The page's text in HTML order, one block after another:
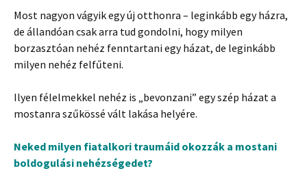
Most nagyon vágyik egy új otthonra – leginkább egy házra,
de állandóan csak arra tud gondolni, hogy milyen
borzasztóan nehéz fenntartani egy házat, de leginkább
milyen nehéz felfűteni.
Ilyen félelmekkel nehéz is „bevonzani” egy szép házat a
mostanra szűkössé vált lakása helyére.
Neked milyen fiatalkori traumáid okozzák a mostani
boldogulási nehézségedet?